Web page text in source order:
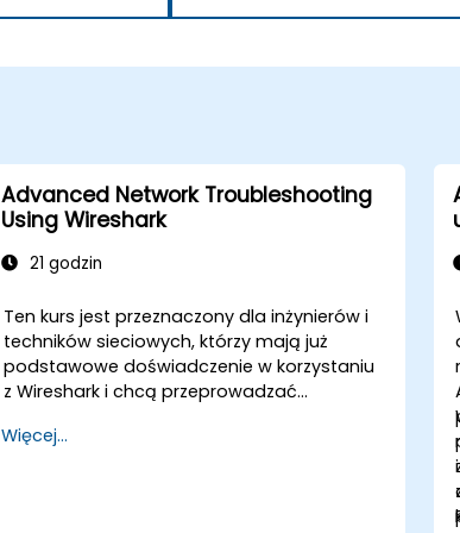
Advanced Network Troubleshooting
Using Wireshark
21 godzin
Ten kurs jest przeznaczony dla inżynierów i
techników sieciowych, którzy mają już
podstawowe doświadczenie w korzystaniu
z Wireshark i chcą przeprowadzać
Uczestnicy nauczą się rozwiązywać
Więcej...